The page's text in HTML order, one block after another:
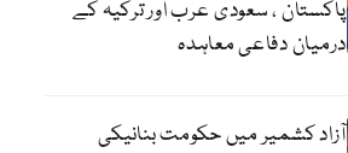
پاکستان ، سعودی عرب اور ترکیہ کے
درمیان دفاعی معاہدہ
آزاد کشمیر میں حکومت بنانیکی